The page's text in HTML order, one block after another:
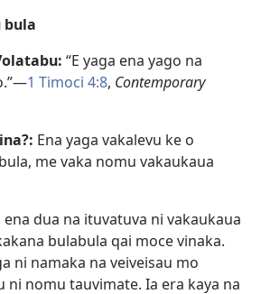
bula
“E yaga ena yago na
1 Timoci 4:8, Contemporary
Ena yaga vakalevu ke o
me vaka nomu vakaukaua
ena dua na ituvatuva ni vakaukaua
bulabula qai moce vinaka.
ni namaka na veiveisau mo
ni nomu tauvimate. Ia era kaya na